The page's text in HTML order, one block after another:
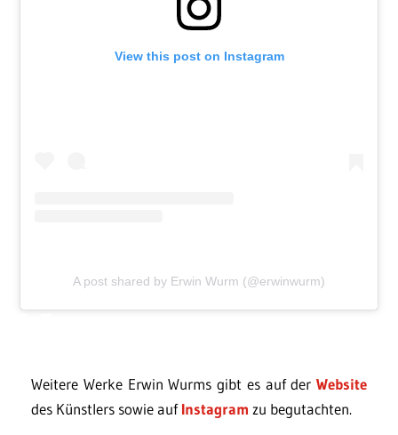
View this post on Instagram
A post shared by Erwin Wurm (@erwinwurm)
Weitere Werke Erwin Wurms gibt es auf der Website
des Künstlers sowie aufInstagram zu begutachten.